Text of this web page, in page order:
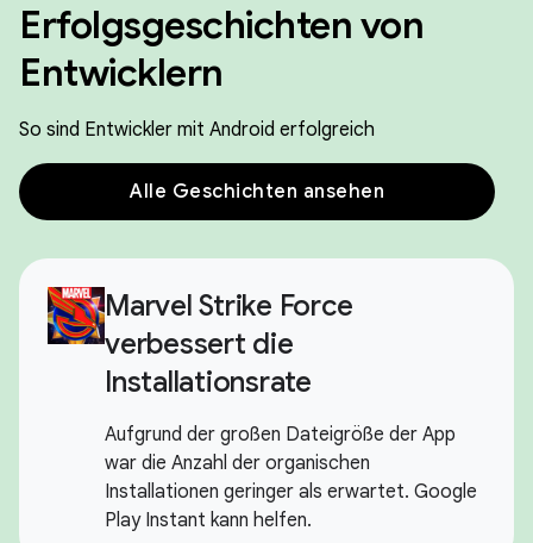
Erfolgsgeschichten von
Entwicklern
So sind Entwickler mit Android erfolgreich
Alle Geschichten ansehen
Marvel Strike Force
verbessert die
Installationsrate
Aufgrund der großen Dateigröße der App
war die Anzahl der organischen
Installationen geringer als erwartet. Google
Play Instant kann helfen.